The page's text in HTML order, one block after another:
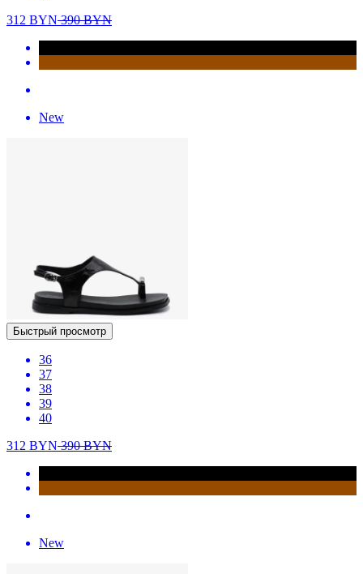
312 BYN390BYN
New
Быстрый просмотр
36
37
38
39
40
312 BYN390BYN
New